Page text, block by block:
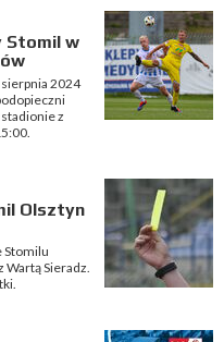
Stomil w
2024
z
Olsztyn
Stomilu
Wartą Sieradz.